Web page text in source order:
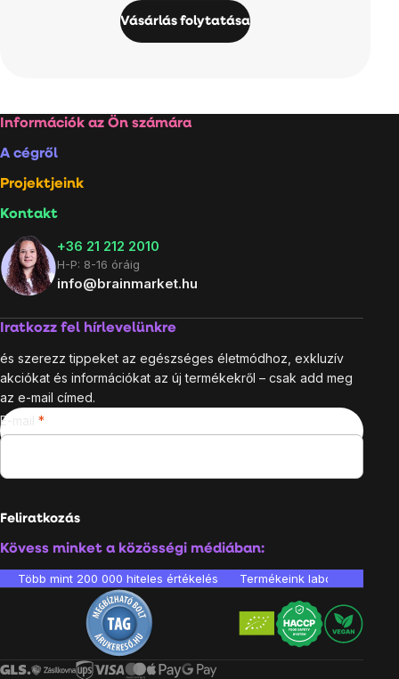
Vásárlás folytatása
Lábléc
Információk az Ön számára
A cégről
Projektjeink
Kontakt
+36 21 212 2010
H-P: 8-16 óráig
info@brainmarket.hu
Iratkozz fel hírlevelünkre
és szerezz tippeket az egészséges életmódhoz, exkluzív
akciókat és információkat az új termékekről – csak add meg
az e-mail címed.
E-mail
Feliratkozás
Kövess minket a közösségi médiában:
Több mint 200 000 hiteles értékelés Termékeink